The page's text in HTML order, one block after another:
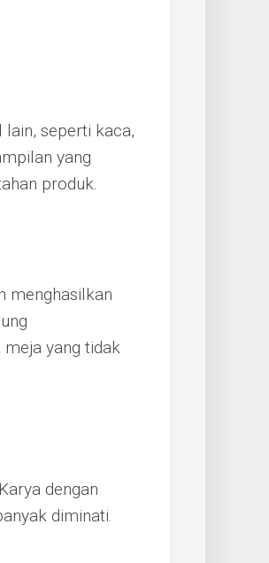
lain, seperti kaca,
yang
produk.
menghasilkan
yang tidak
dengan
diminati.